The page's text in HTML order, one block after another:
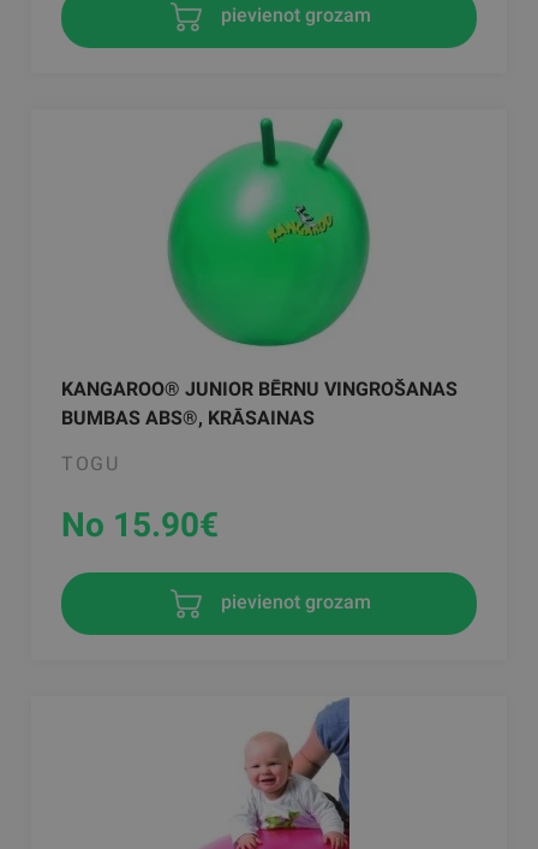
pievienot grozam
KANGAROO® JUNIOR BĒRNU VINGROŠANAS
BUMBAS ABS®, KRĀSAINAS
TOGU
No 15.90€
pievienot grozam